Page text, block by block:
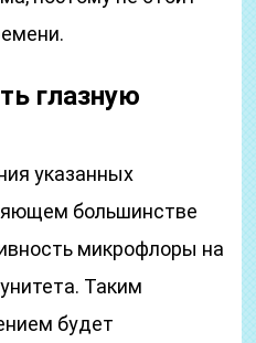
глазную
указанных
большинстве
микрофлоры на
Таким
будет